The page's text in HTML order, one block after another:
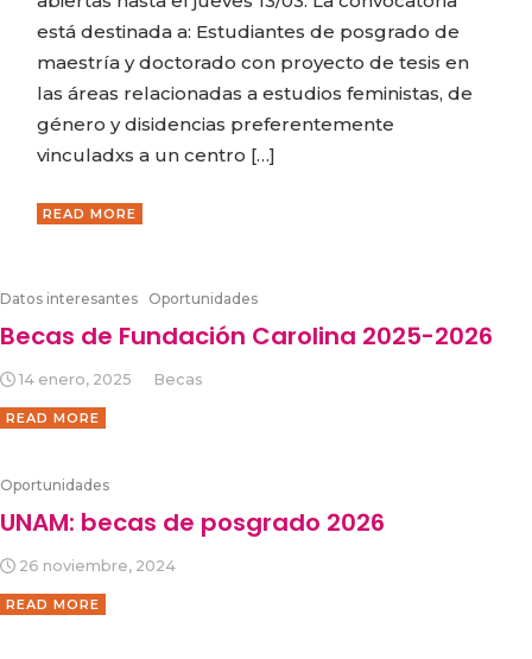
está destinada a: Estudiantes de posgrado de
maestría y doctorado con proyecto de tesis en
las áreas relacionadas a estudios feministas, de
género y disidencias preferentemente
vinculadxs a un centro […]
READ MORE
Datos interesantes Oportunidades
Becas de Fundación Carolina 2025-2026
14 enero, 2025 Becas
READ MORE
Oportunidades
UNAM: becas de posgrado 2026
26 noviembre, 2024
READ MORE